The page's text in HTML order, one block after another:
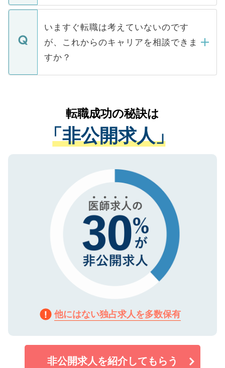
関を公にしてしまうと、応募が殺到する場
に、医療機関が求める条件に合った人材の
みを人材紹介会社に依頼するケースが増え
ています。
定を承諾する必要はありません。内定先へ
の辞退の連絡はキャリアパートナーが行い
個人情報が漏えいすることはありませんの
で、ご安心ください。当サイトからの登録
などで収集したご登録者様の個人情報は、
ご本人のキャリアアップおよび転職活動の
支援を目的に使用いたします。お預かりし
ているすべての個人データはご本人の許可
は、個人情報の取り扱いについての厳密な
管理基準を満たした事業者のみに付与され
る、プライバシーマークを取得済みです。
で、機密保持に関してもご安心ください。
いますぐ転職は考えていないのです
が、これからのキャリアを相談できま
すか？
かがいして、現在の医療機関の状況や紹介
経験をまじえながら、適切なアドバイスを
させていただきます。すぐにご転職をされ
ない方には、長期的なサポートが可能です
ので、まずはご登録ください。
転職成功の秘訣は
「非公開求人」
他にはない独占求人を多数保有
非公開求人を紹介してもらう